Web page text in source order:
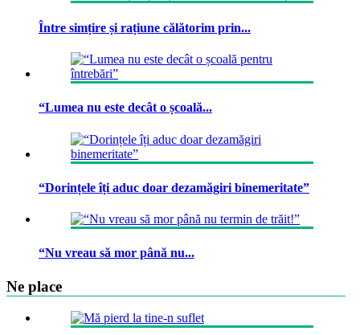
Între simțire și rațiune călătorim prin...
“Lumea nu este decât o școală...
“Dorințele îți aduc doar dezamăgiri binemeritate”
“Nu vreau să mor până nu...
Ne place